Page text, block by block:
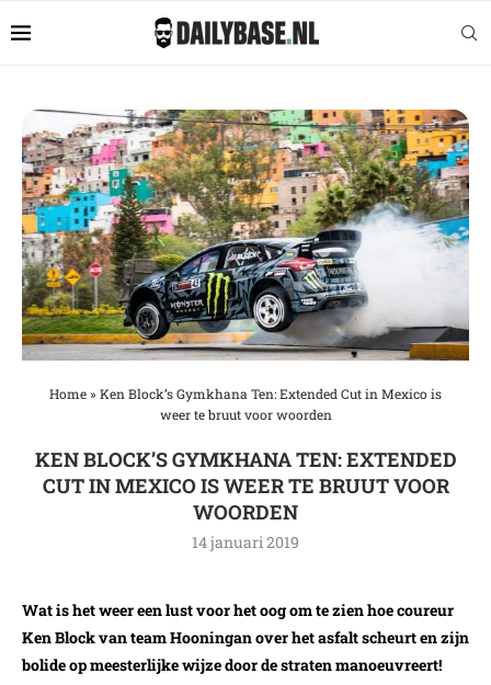
Home» Ken Block’s Gymkhana Ten: Extended Cut in Mexico is
weer te bruut voor woorden
KEN BLOCK’S GYMKHANA TEN: EXTENDED
CUT IN MEXICO IS WEER TE BRUUT VOOR
WOORDEN
14 januari 2019
Wat is het weer een lust voor het oog om te zien hoe coureur
Ken Block van team Hooningan over het asfalt scheurt en zijn
bolide op meesterlijke wijze door de straten manoeuvreert!